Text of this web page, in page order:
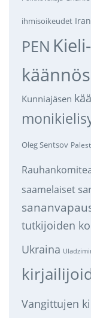
ihmisoikeudet Iran
PEN
Kunniajäsen
Oleg Sentsov
saamelaiset
tutkijoiden
Ukraina
Vangittujen